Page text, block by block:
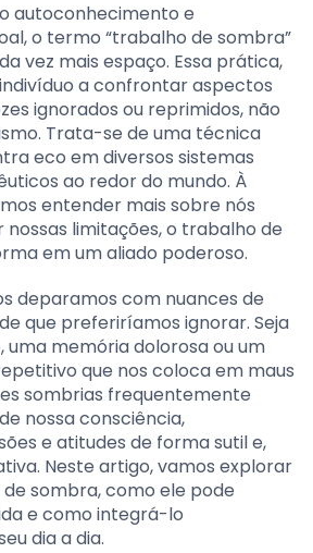
autoconhecimento e
o termo “trabalho de sombra”
vez mais espaço. Essa prática,
a confrontar aspectos
ignorados ou reprimidos, não
Trata-se de uma técnica
eco em diversos sistemas
ao redor do mundo. À
entender mais sobre nós
nossas limitações, o trabalho de
em um aliado poderoso.
deparamos com nuances de
que preferiríamos ignorar. Seja
uma memória dolorosa ou um
que nos coloca em maus
sombrias frequentemente
nossa consciência,
e atitudes de forma sutil e,
Neste artigo, vamos explorar
sombra, como ele pode
e como integrá-lo
dia a dia.